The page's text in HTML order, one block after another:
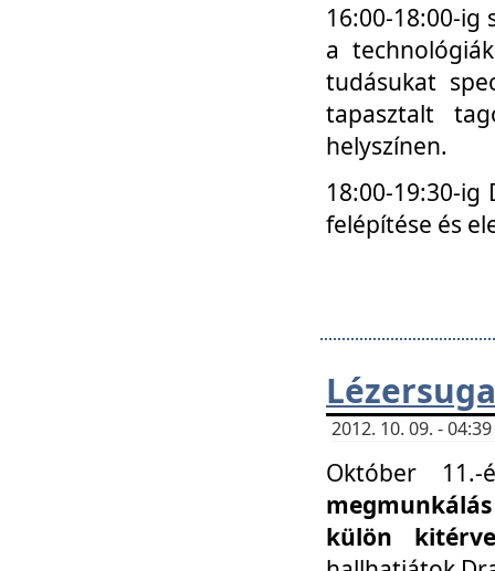
16:00-18:00-
a
tudásukat
tapasztalt
helyszínen.
18:00-19:30-
felépítése és
2012. 10. 09. -
Október
külön